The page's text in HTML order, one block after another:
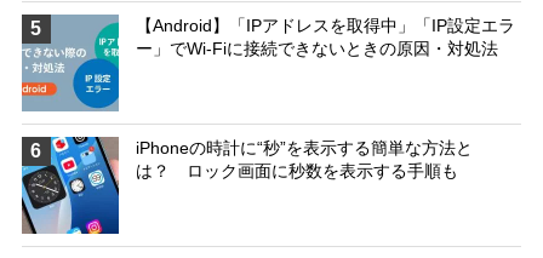
5
【Android】「IPアドレスを取得中」「IP設定エラ
ー」でWi-Fiに接続できないときの原因・対処法
6
iPhoneの時計に“秒”を表示する簡単な方法と
は？ ロック画面に秒数を表示する手順も